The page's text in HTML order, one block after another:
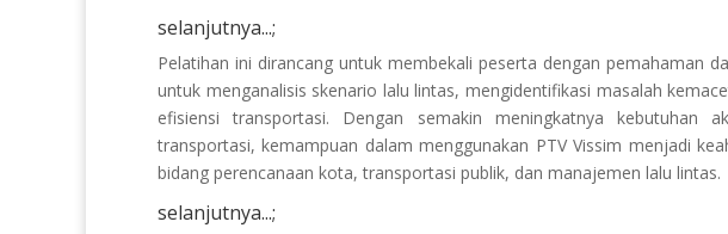
selanjutnya...;
Pelatihan ini dirancang untuk membekali peserta dengan pemahaman
untuk menganalisis skenario lalu lintas, mengidentifikasi masalah
efisiensi transportasi. Dengan semakin meningkatnya kebutuhan
transportasi, kemampuan dalam menggunakan PTV Vissim menjadi
bidang perencanaan kota, transportasi publik, dan manajemen lalu lintas.
selanjutnya...;